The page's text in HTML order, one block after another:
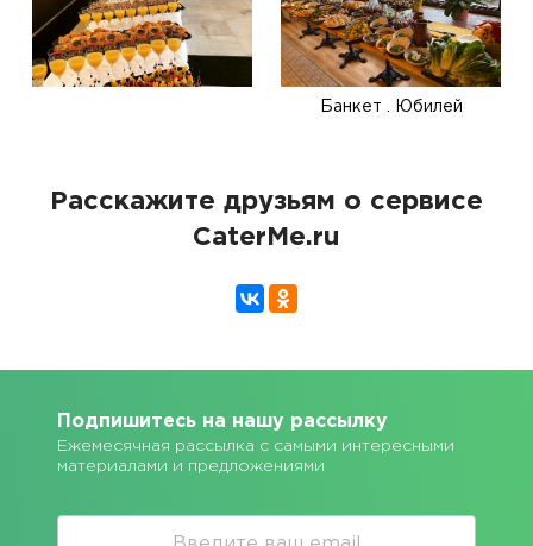
Банкет . Юбилей
Расскажите друзьям о сервисе
CaterMe.ru
Подпишитесь на нашу рассылку
Ежемесячная рассылка с самыми интересными
материалами и предложениями